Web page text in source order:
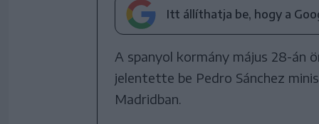
Itt állíthatja be, hogy a
A spanyol kormány május 28-án
jelentette be Pedro Sánchez
Madridban.